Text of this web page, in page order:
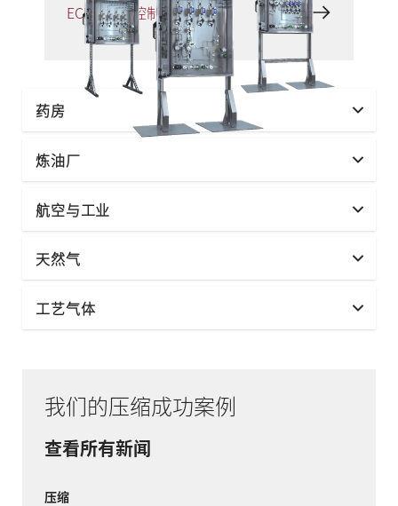
ECP - 排放控制面板
药房
炼油厂
航空与工业
天然气
工艺气体
我们的压缩成功案例
查看所有新闻
压缩